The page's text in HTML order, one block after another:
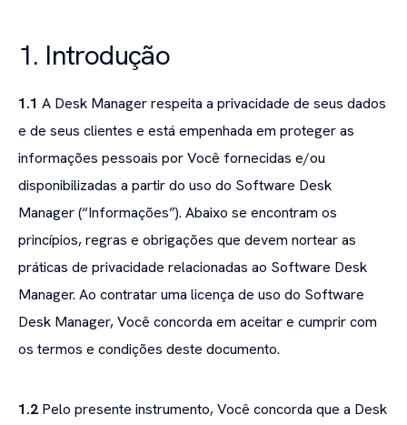
1. Introdução
1.1 A Desk Manager respeita a privacidade de seus dados
e de seus clientes e está empenhada em proteger as
informações pessoais por Você fornecidas e/ou
disponibilizadas a partir do uso do Software Desk
Manager (“Informações”). Abaixo se encontram os
princípios, regras e obrigações que devem nortear as
práticas de privacidade relacionadas ao Software Desk
Manager. Ao contratar uma licença de uso do Software
Desk Manager, Você concorda em aceitar e cumprir com
os termos e condições deste documento.
1.2 Pelo presente instrumento, Você concorda que a Desk